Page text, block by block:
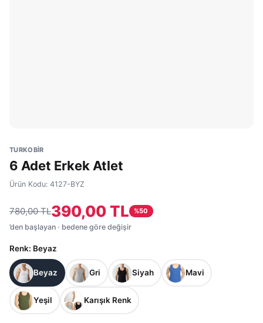
TURKOBİR
6 Adet Erkek Atlet
Ürün Kodu: 4127-BYZ
780,00 TL390,00 TL %50
’den başlayan · bedene göre değişir
Renk: Beyaz
Beyaz Gri Siyah Mavi
Yeşil Karışık Renk